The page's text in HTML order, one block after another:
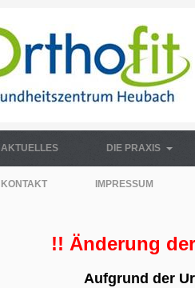
AKTUELLES DIE PRAXIS
KONTAKT IMPRESSUM
!! Änderung
Aufgrund der